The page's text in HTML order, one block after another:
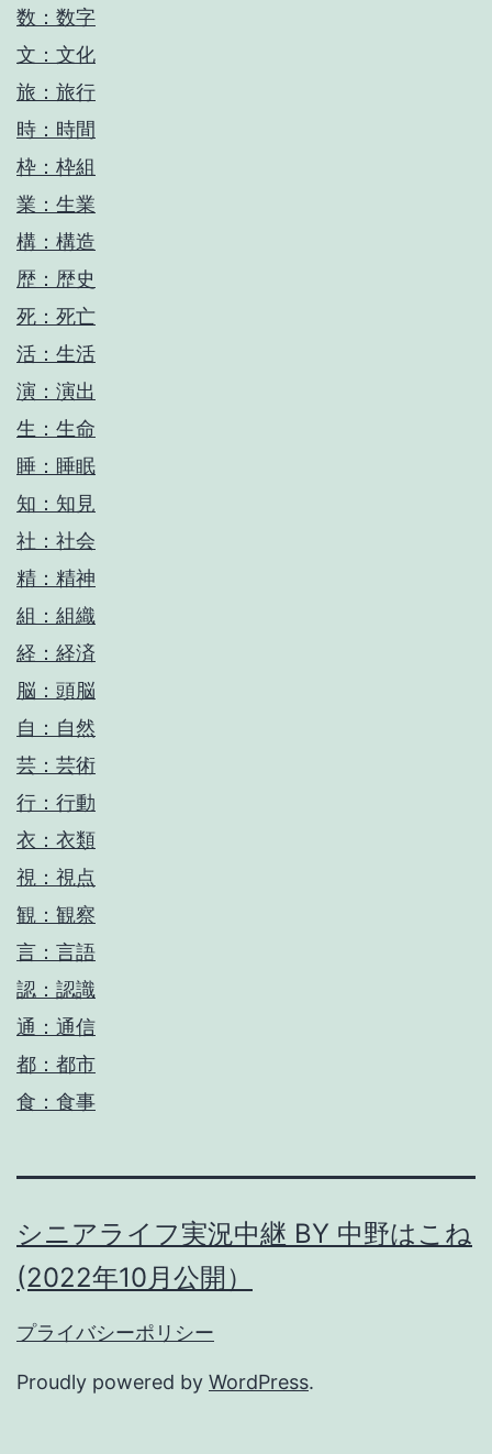
数：数字
文：文化
旅：旅行
時：時間
枠：枠組
業：生業
構：構造
歴：歴史
死：死亡
活：生活
演：演出
生：生命
睡：睡眠
知：知見
社：社会
精：精神
組：組織
経：経済
脳：頭脳
自：自然
芸：芸術
行：行動
衣：衣類
視：視点
観：観察
言：言語
認：認識
通：通信
都：都市
食：食事
シニアライフ実況中継 BY 中野はこね
(2022年10月公開）
プライバシーポリシー
Proudly powered by WordPress.